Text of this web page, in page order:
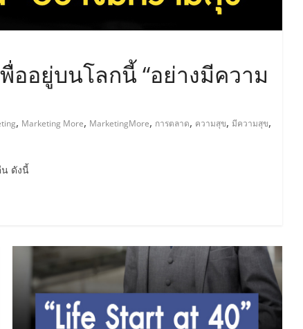
ออยู่บนโลกนี้ “อย่างมีความ
, Marketing More, MarketingMore, การตลาด, ความสุข, มีความสุข,
ดังนี้